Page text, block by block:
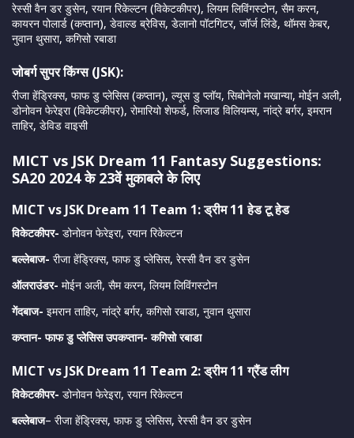
रेस्सी वैन डर डुसेन, रयान रिकेल्टन (विकेटकीपर), लियम लिविंगस्टोन, सैम करन,
कायरन पोलार्ड (कप्तान), डेवाल्ड ब्रेविस, डेलानो पॉटगिटर, जॉर्ज लिंडे, थॉमस केबर,
नुवान थुसारा, कगिसो रबाडा
जोबर्ग सुपर किंग्स (JSK):
रीजा हेंड्रिक्स, फाफ डु प्लेसिस (कप्तान), ल्यूस डु प्लॉय, सिबोनेलो मखान्या, मोईन अली,
डोनोवन फेरेइरा (विकेटकीपर), रोमारियो शेफर्ड, लिजाड विलियम्स, नांद्रे बर्गर, इमरान
ताहिर, डेविड वाइसी
MICT vs JSK Dream 11 Fantasy Suggestions:
SA20 2024 के 23वें मुकाबले के लिए
MICT vs JSK Dream 11 Team 1: ड्रीम 11 हेड टू हेड
विकेटकीपर- डोनोवन फेरेइरा, रयान रिकेल्टन
बल्लेबाज- रीजा हेंड्रिक्स, फाफ डु प्लेसिस, रेस्सी वैन डर डुसेन
ऑलराउंडर- मोईन अली, सैम करन, लियम लिविंगस्टोन
गेंदबाज- इमरान ताहिर, नांद्रे बर्गर, कगिसो रबाडा, नुवान थुसारा
कप्तान- फाफ डु प्लेसिस उपकप्तान- कगिसो रबाडा
MICT vs JSK Dream 11 Team 2: ड्रीम 11 ग्रैंड लीग
विकेटकीपर- डोनोवन फेरेइरा, रयान रिकेल्टन
बल्लेबाज– रीजा हेंड्रिक्स, फाफ डु प्लेसिस, रेस्सी वैन डर डुसेन